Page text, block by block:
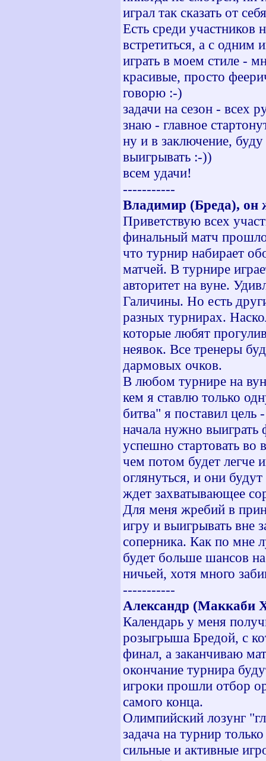
играл так сказать от
Есть среди участников
встретиться, а с одним
играть в моем стиле -
красивые, просто
говорю :-)
задачи на сезон - всех
знаю - главное
ну и в заключение,
выигрывать :-))
всем удачи!
-----------
Владимир (Бреда), он
Приветствую всех
финальный матч
что турнир набирает
матчей. В турнире
авторитет на вуне.
Галичины. Но есть
разных турнирах.
которые любят
неявок. Все тренеры
дармовых очков.
В любом турнире на
кем я ставлю только
битва" я поставил цель
начала нужно
успешно стартовать во
чем потом будет легче
оглянуться, и они
ждет захватывающее
Для меня жребий в
игру и выигрывать вне
соперника. Как по мне
будет больше шансов
ничьей, хотя много
-----------
Александр (Маккаби
Календарь у меня
розыгрыша Бредой, с
финал, а заканчиваю
окончание турнира
игроки прошли отбор
самого конца.
Олимпийский лозунг
задача на турнир
сильные и активные